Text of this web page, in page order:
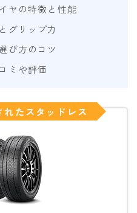
ヤの特徴と性能
グリップ力
び方のコツ
ミや評価
れたスタッドレス